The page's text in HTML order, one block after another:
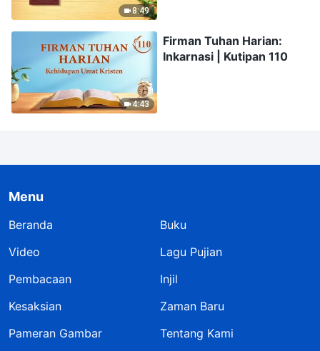
8:49
4:43
Firman Tuhan Harian:
Inkarnasi | Kutipan 110
Menu
Beranda
Buku
Video
Lagu Pujian
Pembacaan
Injil
Kesaksian
Zaman Baru
Pameran Gambar
Tentang Kami